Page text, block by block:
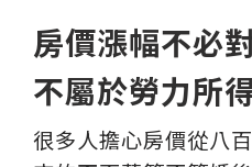
房價漲幅不必
不屬於勞力所
很多人擔心房價從八